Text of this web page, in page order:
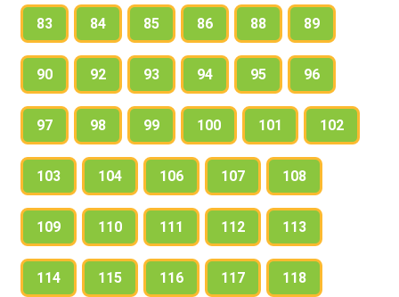
83 84 85 86 88 89
90 92 93 94 95 96
97 98 99 100 101 102
103 104 106 107 108
109 110 111 112 113
114 115 116 117 118